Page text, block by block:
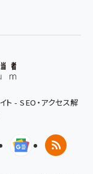
- SEO・アクセス解
Googleニュ
RSS